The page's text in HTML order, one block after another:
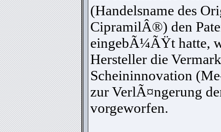
(Handelsname des
CipramilÂ®) den
eingebÃ¼ÃŸt hatte,
Hersteller die
Scheininnovation
zur VerlÃ¤ngerung
vorgeworfen.